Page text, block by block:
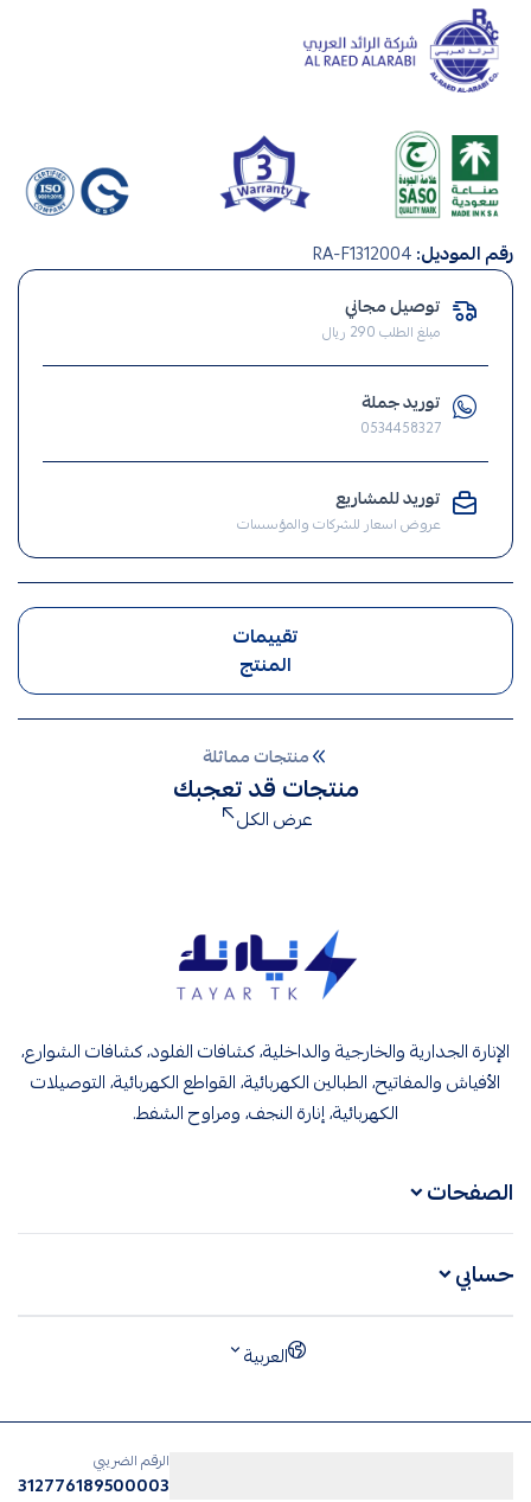
سعودي
,
صيانة
انارة
الإنارة
ضوء
اضاءة
مستودع
رقم الموديل:RA-F1312004
توصيل مجاني
مبلغ الطلب 290 ريال
توريد جملة
0534458327
توريد للمشاريع
عروض اسعار للشركات والمؤسسات
تقييمات
المنتج
منتجات مماثلة
منتجات قد تعجبك
عرض الكل
الإنارة الجدارية والخارجية والداخلية، كشافات الفلود، كشافات الشوارع،
الأفياش والمفاتيح، الطبالين الكهربائية، القواطع الكهربائية، التوصيلات
الكهربائية، إنارة النجف، ومراوح الشفط.
الصفحات
حسابي
العربية
الرقم الضريبي
312776189500003